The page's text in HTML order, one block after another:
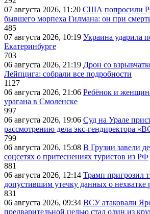
07 августа 2026, 11:20 США попросили
бывшего морпеха Гилмана: он при
485
07 августа 2026, 10:19 Украина ударила
Екатеринбурге
703
06 августа 2026, 21:19 Дрон со
Лейпцига: собрали все подробности
1127
06 августа 2026, 21:06 Ребёнок и
урагана в Смоленске
997
06 августа 2026, 19:06 Суд на Урале
рассмотрению дела экс-гендиректора
799
06 августа 2026, 15:08 В Грузии завели
соцсетях о притеснениях туристов из РФ
881
06 августа 2026, 12:14 Трамп пригрозил
допустившим утечку данных о
831
06 августа 2026, 09:34 ВСУ атаковали
предварительной целью стал один из